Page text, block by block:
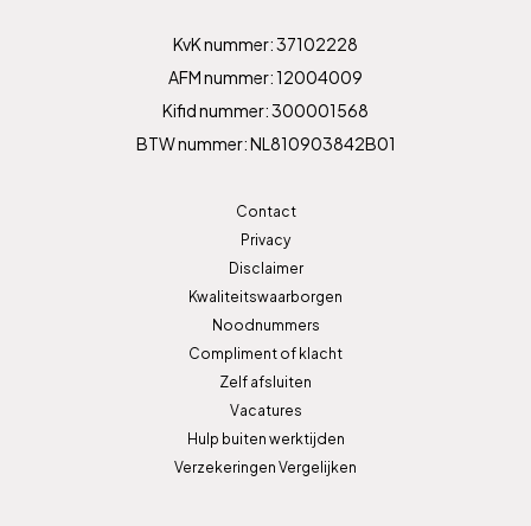
KvK nummer: 37102228
AFM nummer: 12004009
Kifid nummer: 300001568
BTW nummer: NL810903842B01
Contact
Privacy
Disclaimer
Kwaliteitswaarborgen
Noodnummers
Compliment of klacht
Zelf afsluiten
Vacatures
Hulp buiten werktijden
Verzekeringen Vergelijken